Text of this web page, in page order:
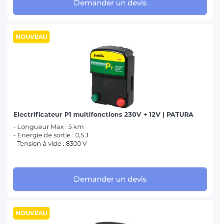
Demander un devis
NOUVEAU
Electrificateur P1 multifonctions 230V + 12V | PATURA
- Longueur Max : 5 km
- Energie de sortie : 0,5 J
- Tension à vide : 8300 V
Demander un devis
NOUVEAU